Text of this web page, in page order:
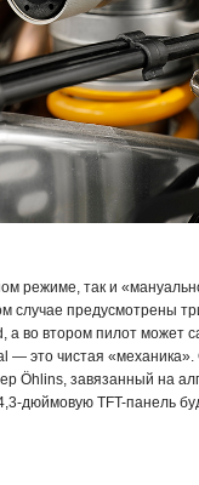
режиме, так и
случае предусмотрены
а во втором пилот может
это чистая «механика».
Öhlins, завязанный на
дюймовую TFT-панель